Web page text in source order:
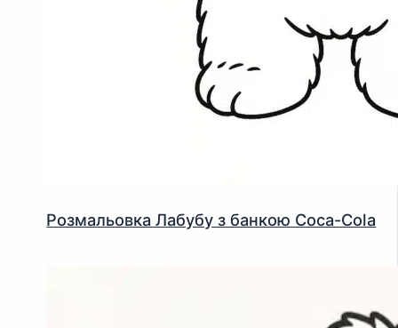
Розмальовка Лабубу з банкою Coca-Cola